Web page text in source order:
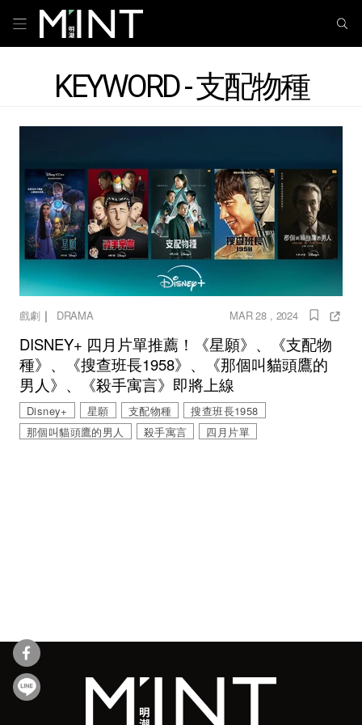
KEYWORD - 支配物種
戲劇｜ DRAMA MAR 28 , 2024
DISNEY+ 四月片單推薦！《星願》、《支配物
種》、《搜查班長1958》、《那個叫貓頭鷹的
男人》、《殺手寓言》即將上線
Disney+ 星願 支配物種
搜查班長1958
那個叫貓頭鷹的男人
殺手寓言 四月片單